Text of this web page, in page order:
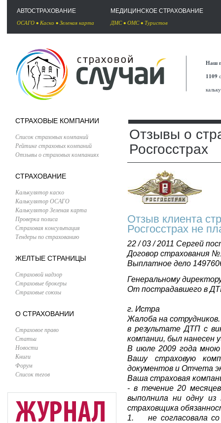
АВТОСТРАХОВАНИЕ
ОСАГО • Каско • Зеленая карта
МЕДИЦИНСКОЕ СТРАХОВАНИЕ
ДМС• ОМС• Туристов
Наш
1109
СТРАХОВЫЕ КОМПАНИИ
Список страховых компаний
Рейтинг страховых компаний
Отзывы о страховых компаниях
СТРАХОВАНИЕ
Калькулятор каско
Калькулятор ОСАГО
Калькулятор Зеленая карта
Проверка полиса
Страховая консультация
Тендеры по страхованию
ЖЕЛТЫЕ СТРАНИЦЫ
Страховой надзор
Страховые брокеры
Страховые союзы
О СТРАХОВАНИИ
Страховое право
Статьи
Новости
Книги
Форум
Список тегов
Отзывы о
Росгосстрах
Отзыв клиента
Росгосстрах не
22 / 03 / 2011 Сергей
Договор страхования
Выплатное дело
Генеральному
От пострадавшего в
г. Истра
Жалоба на сотрудников.
в результате ДТП с
компании, был нанесен
В июле 2009 года
Вашу страховую
документов и Отчета
Ваша страховая
- в течение 20
выполнила ни одну из
страховщика
1. не согласовала со